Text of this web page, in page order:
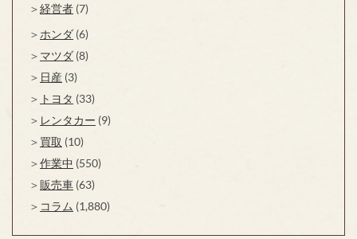
経営者 (7)
ホンダ (6)
マツダ (8)
日産 (3)
トヨタ (33)
レンタカー (9)
買取 (10)
作業中 (550)
販売車 (63)
コラム (1,880)